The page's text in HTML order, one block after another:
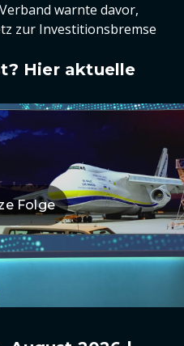
warnte davor,
zur Investitionsbremse
Hier aktuelle
Folge